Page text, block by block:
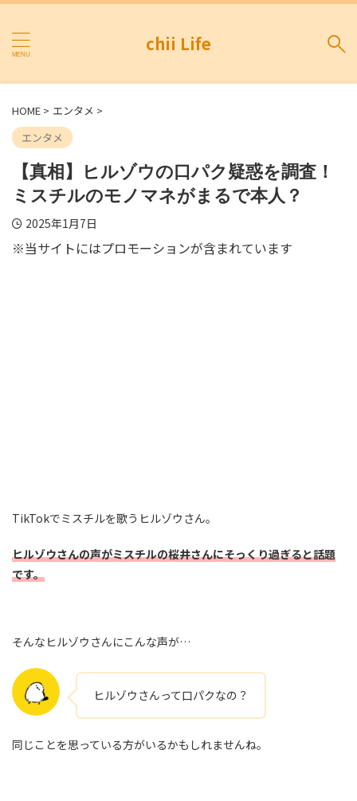
chii Life
HOME > エンタメ >
エンタメ
【真相】ヒルゾウの口パク疑惑を調査！
ミスチルのモノマネがまるで本人？
2025年1月7日
※当サイトにはプロモーションが含まれています
TikTokでミスチルを歌うヒルゾウさん。
ヒルゾウさんの声がミスチルの桜井さんにそっくり過ぎると話題
です。
そんなヒルゾウさんにこんな声が…
ヒルゾウさんって口パクなの？
同じことを思っている方がいるかもしれませんね。